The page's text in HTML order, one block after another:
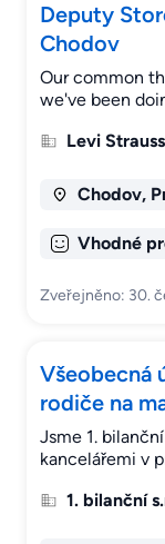
Deputy
Chodov
Our common
we've been
Levi
Chodov,
Vhodné
Zveřejněno: 30.
Všeobecná
rodiče na
Jsme 1.
kancelářemi v
1. bilanční